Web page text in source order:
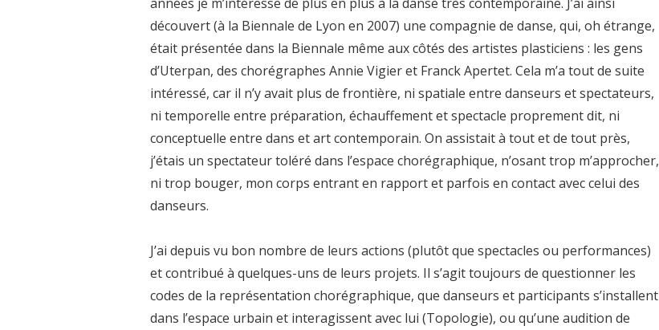
découvert (à la Biennale de Lyon en 2007) une compagnie de danse, qui, oh étrange,
était présentée dans la Biennale même aux côtés des artistes plasticiens : les gens
d’Uterpan, des chorégraphes Annie Vigier et Franck Apertet. Cela m’a tout de suite
intéressé, car il n’y avait plus de frontière, ni spatiale entre danseurs et spectateurs,
ni temporelle entre préparation, échauffement et spectacle proprement dit, ni
conceptuelle entre dans et art contemporain. On assistait à tout et de tout près,
j’étais un spectateur toléré dans l’espace chorégraphique, n’osant trop m’approcher,
ni trop bouger, mon corps entrant en rapport et parfois en contact avec celui des
danseurs.
J’ai depuis vu bon nombre de leurs actions (plutôt que spectacles ou performances)
et contribué à quelques-uns de leurs projets. Il s’agit toujours de questionner les
codes de la représentation chorégraphique, que danseurs et participants s’installent
dans l’espace urbain et interagissent avec lui (Topologie), ou qu’une audition de